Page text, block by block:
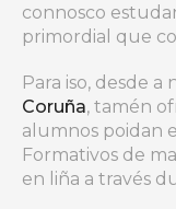
connosco
primordial que
Para iso, desde a
Coruña, tamén
alumnos poidan
Formativos de
en liña a través